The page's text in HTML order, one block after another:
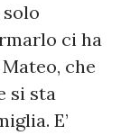
ci ha
che
si sta
E’